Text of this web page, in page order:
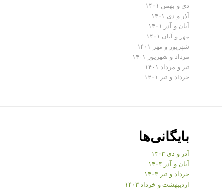
دی و بهمن ۱۴۰۱
آذر و دی ۱۴۰۱
آبان و آذر ۱۴۰۱
مهر و آبان ۱۴۰۱
شهریور و مهر ۱۴۰۱
مرداد و شهریور ۱۴۰۱
تیر و مرداد ۱۴۰۱
خرداد و تیر ۱۴۰۱
بایگانی‌ها
آذر و دی ۱۴۰۳
آبان و آذر ۱۴۰۳
خرداد و تیر ۱۴۰۳
اردیبهشت و خرداد ۱۴۰۳